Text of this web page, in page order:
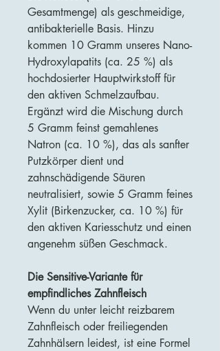
Gesamtmenge) als geschmeidige,
antibakterielle Basis. Hinzu
kommen 10 Gramm unseres Nano-
Hydroxylapatits (ca. 25 %) als
hochdosierter Hauptwirkstoff für
den aktiven Schmelzaufbau.
Ergänzt wird die Mischung durch
5 Gramm feinst gemahlenes
Natron (ca. 10 %), das als sanfter
Putzkörper dient und
zahnschädigende Säuren
neutralisiert, sowie 5 Gramm feines
Xylit (Birkenzucker, ca. 10 %) für
den aktiven Kariesschutz und einen
angenehm süßen Geschmack.
Die Sensitive-Variante für
empfindliches Zahnfleisch
Wenn du unter leicht reizbarem
Zahnfleisch oder freiliegenden
Zahnhälsern leidest, ist eine Formel